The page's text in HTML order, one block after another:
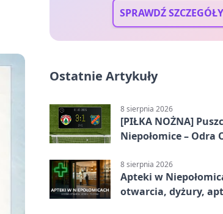
SPRAWDŹ SZCZEGÓŁY
Ostatnie Artykuły
8 sierpnia 2026
[PIŁKA NOŻNA]
Niepołomice – Odra
odwrócili losy meczu
8 sierpnia 2026
Apteki w
otwarcia, dyżury,